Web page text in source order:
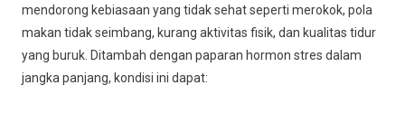
mendorong kebiasaan yang tidak sehat seperti merokok, pola
makan tidak seimbang, kurang aktivitas fisik, dan kualitas tidur
yang buruk. Ditambah dengan paparan hormon stres dalam
jangka panjang, kondisi ini dapat: